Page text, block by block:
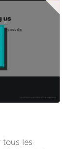
tous les